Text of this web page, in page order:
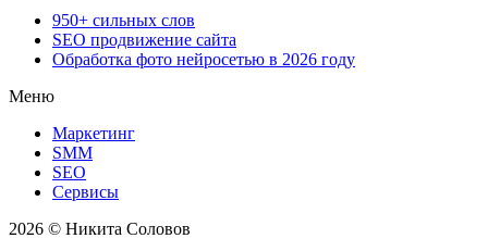
950+ сильных слов
SEO продвижение сайта
Обработка фото нейросетью в 2026 году
Меню
Маркетинг
SMM
SEO
Сервисы
2026 © Никита Соловов